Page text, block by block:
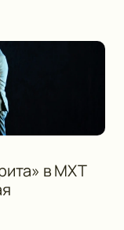
в МХТ